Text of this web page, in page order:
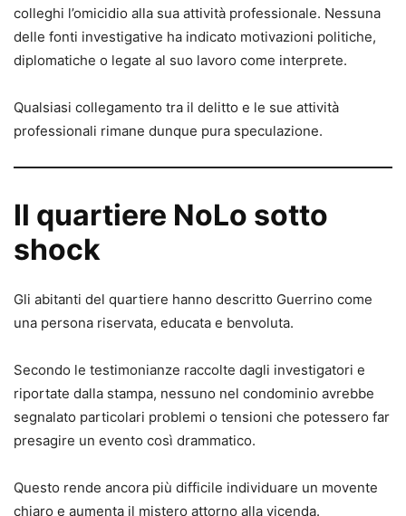
colleghi l’omicidio alla sua attività professionale. Nessuna
delle fonti investigative ha indicato motivazioni politiche,
diplomatiche o legate al suo lavoro come interprete.
Qualsiasi collegamento tra il delitto e le sue attività
professionali rimane dunque pura speculazione.
Il quartiere NoLo sotto
shock
Gli abitanti del quartiere hanno descritto Guerrino come
una persona riservata, educata e benvoluta.
Secondo le testimonianze raccolte dagli investigatori e
riportate dalla stampa, nessuno nel condominio avrebbe
segnalato particolari problemi o tensioni che potessero far
presagire un evento così drammatico.
Questo rende ancora più difficile individuare un movente
chiaro e aumenta il mistero attorno alla vicenda.